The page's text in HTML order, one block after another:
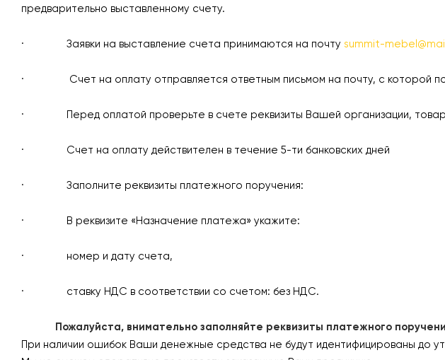
предварительно выставленному счету.
· Заявки на выставление счета принимаются на почту summit-
· Счет на оплату отправляется ответным письмом на почту, с которой
· Перед оплатой проверьте в счете реквизиты Вашей организации, товар
· Счет на оплату действителен в течение 5-ти банковских дней
· Заполните реквизиты платежного поручения:
· В реквизите «Назначение платежа» укажите:
· номер и дату счета,
· ставку НДС в соответствии со счетом: без НДС.
Пожалуйста, внимательно заполняйте реквизиты платежного
При наличии ошибок Ваши денежные средства не будут идентифицированы до